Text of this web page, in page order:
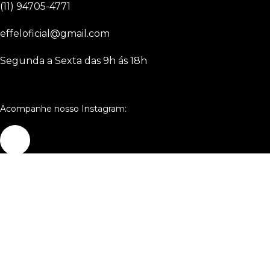
(11) 94705-4771
effeloficial@gmail.com
Segunda a Sexta das 9h ás 18h
Acompanhe nosso Instagram: